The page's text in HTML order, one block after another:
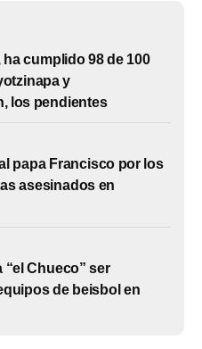
cumplido 98 de 100
y
los pendientes
papa Francisco por los
asesinados en
“el Chueco” ser
de beisbol en